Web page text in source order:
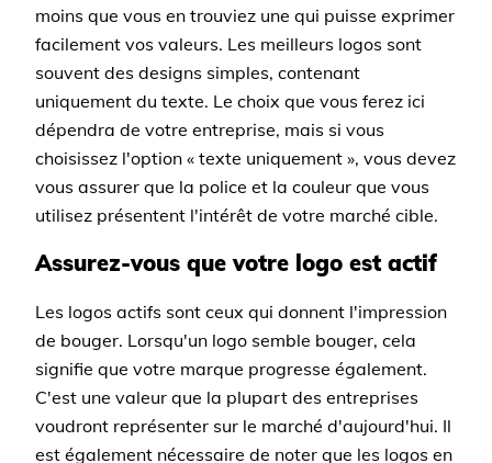
moins que vous en trouviez une qui puisse exprimer
facilement vos valeurs. Les meilleurs logos sont
souvent des designs simples, contenant
uniquement du texte. Le choix que vous ferez ici
dépendra de votre entreprise, mais si vous
choisissez l'option « texte uniquement », vous devez
vous assurer que la police et la couleur que vous
utilisez présentent l'intérêt de votre marché cible.
Assurez-vous que votre logo est actif
Les logos actifs sont ceux qui donnent l'impression
de bouger. Lorsqu'un logo semble bouger, cela
signifie que votre marque progresse également.
C'est une valeur que la plupart des entreprises
voudront représenter sur le marché d'aujourd'hui. Il
est également nécessaire de noter que les logos en